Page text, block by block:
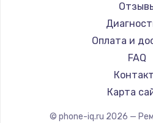
880
Ремонт
Ремонт
Ремонт
Ремонт
Ремонт
teXet
Оплата и
FAQ
Карта
© phone-iq.ru 2026 —